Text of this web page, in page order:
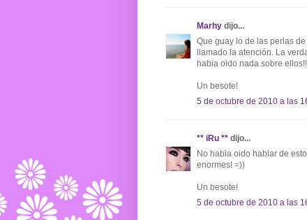
Marhy dijo...
Que guay lo de las perlas
llamado la atención. La
habia oido nada sobre ellos!!
Un besote!
5 de octubre de 2010 a las
** iRu ** dijo...
No habia oido hablar de
enormes! =))
Un besote!
5 de octubre de 2010 a las